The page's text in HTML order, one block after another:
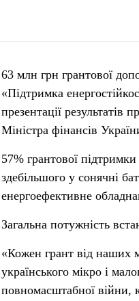
63 млн грн грантової
«Підтримка
презентації результатів
Міністра фінансів
57% грантової
здебільшого у сонячні
енергоефективне
Загальна потужність
«Кожен грант від наших
українського мікро і
повномасштабної війни,